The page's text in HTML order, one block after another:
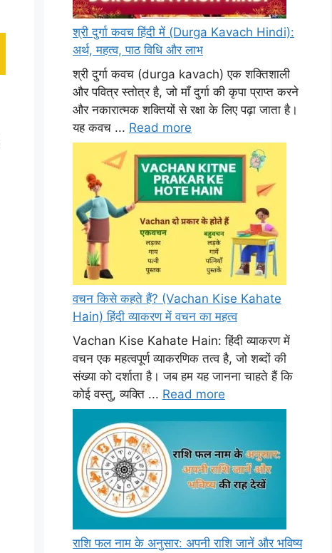
श्री दुर्गा कवच हिंदी में (Durga Kavach Hindi):
अर्थ, महत्व, पाठ विधि और लाभ
श्री दुर्गा कवच (durga kavach) एक शक्तिशाली
और पवित्र स्तोत्र है, जो माँ दुर्गा की कृपा प्राप्त करने
और नकारात्मक शक्तियों से रक्षा के लिए पढ़ा जाता है।
यह कवच ... Read more
वचन किसे कहते हैं? (Vachan Kise Kahate
Hain) हिंदी व्याकरण में वचन का महत्व
Vachan Kise Kahate Hain: हिंदी व्याकरण में
वचन एक महत्वपूर्ण व्याकरणिक तत्व है, जो शब्दों की
संख्या को दर्शाता है। जब हम यह जानना चाहते हैं कि
कोई वस्तु, व्यक्ति ... Read more
राशि फल नाम के अनुसार: अपनी राशि जानें और भविष्य